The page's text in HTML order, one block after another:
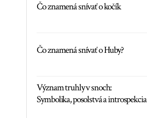
Čo znamená snívať o kočík
Čo znamená snívať o Huby?
Význam truhly v snoch:
Symbolika, posolstvá a introspekcia